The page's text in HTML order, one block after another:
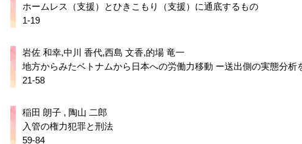
ホームレス（支援）とひきこもり（支援）に通底するもの
1-19
岩佐 和幸,中川 香代,西島 文香,的場 竜一
地方からみたベトナムから日本への労働力移動 ー送出側の実態分析
21-58
稲田 朗子 , 陶山 二郎
入管の権力犯罪と刑法
59-84